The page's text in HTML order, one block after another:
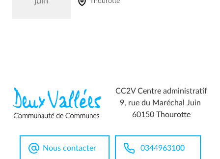
CC2V Centre administratif
9, rue du Maréchal Juin
60150 Thourotte
Nous contacter 0344963100